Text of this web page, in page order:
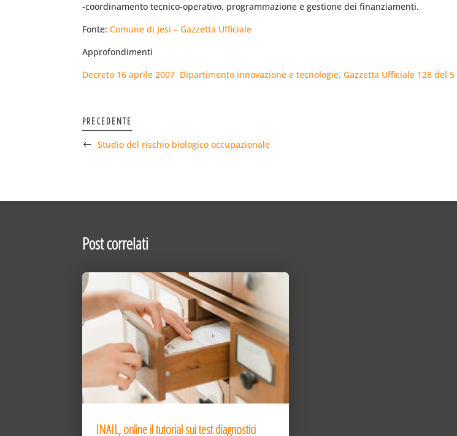
-coordinamento tecnico-operativo, programmazione e gestione dei finanziamenti.
Fonte:Comune di Jesi – Gazzetta Ufficiale
Approfondimenti
Decreto 16 aprile 2007  Dipartimento innovazione e tecnologie, Gazzetta Ufficiale 128 del
PRECEDENTE
Studio del rischio biologico occupazionale
Post correlati
INAIL, online il tutorial sui test diagnostici